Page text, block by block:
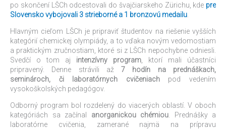
po skončení LŠCh odcestovali do švajčiarskeho Zürichu, kde pre
Slovensko vybojovali 3 strieborné a 1 bronzovú medailu
Hlavným cieľom LŠCh je pripraviť študentov na riešenie vyšších
kategórií chemickej olympiády, a to vďaka novým vedomostiam
a praktickým zručnostiam, ktoré si z LŠCh nepochybne odniesli.
Svedčí o tom aj intenzívny program , ktorí mali účastníci
pripravený. Denne strávili až7 hodín na prednáškach,
seminároch, či laboratórnych cvičeniachpod vedením
vysokoškolských pedagógov.
Odborný program bol rozdelený do viacerých oblastí. V oboch
kategóriách sa začínal anorganickou chémiou . Prednášky a
laboratórne cvičenia, zamerané najmä na prípravu